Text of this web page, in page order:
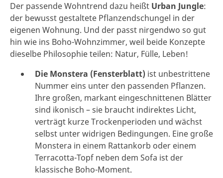
Der passende Wohntrend dazu heißt Urban Jungle:
der bewusst gestaltete Pflanzendschungel in der
eigenen Wohnung. Und der passt nirgendwo so gut
hin wie ins Boho-Wohnzimmer, weil beide Konzepte
dieselbe Philosophie teilen: Natur, Fülle, Leben!
Die Monstera (Fensterblatt) ist unbestrittene
Nummer eins unter den passenden Pflanzen.
Ihre großen, markant eingeschnittenen Blätter
sind ikonisch – sie braucht indirektes Licht,
verträgt kurze Trockenperioden und wächst
selbst unter widrigen Bedingungen. Eine große
Monstera in einem Rattankorb oder einem
Terracotta-Topf neben dem Sofa ist der
klassische Boho-Moment.